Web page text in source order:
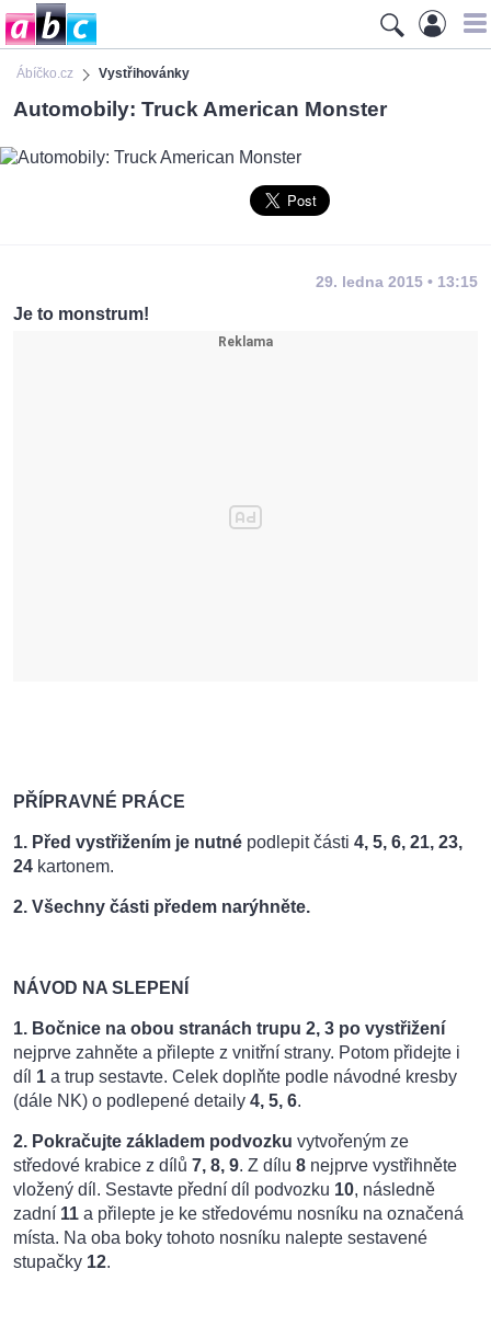
Ábíčko.cz Vystřihovánky
Automobily: Truck American Monster
29. ledna 2015 • 13:15
Je to monstrum!
PŘÍPRAVNÉ PRÁCE
1. Před vystřižením je nutné podlepit části 4, 5, 6, 21, 23,
24 kartonem.
2. Všechny části předem narýhněte.
NÁVOD NA SLEPENÍ
1. Bočnice na obou stranách trupu 2, 3 po vystřižení
nejprve zahněte a přilepte z vnitřní strany. Potom přidejte i
díl 1 a trup sestavte. Celek doplňte podle návodné kresby
(dále NK) o podlepené detaily 4, 5, 6.
2. Pokračujte základem podvozku vytvořeným ze
středové krabice z dílů 7, 8, 9. Z dílu 8 nejprve vystřihněte
vložený díl. Sestavte přední díl podvozku 10, následně
zadní 11 a přilepte je ke středovému nosníku na označená
místa. Na oba boky tohoto nosníku nalepte sestavené
stupačky 12.